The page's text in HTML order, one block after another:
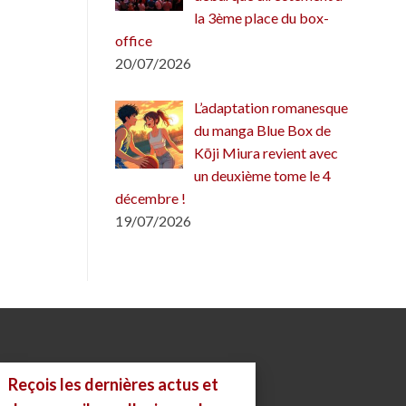
la 3ème place du box-
office
20/07/2026
L’adaptation romanesque
du manga Blue Box de
Kōji Miura revient avec
un deuxième tome le 4
décembre !
19/07/2026
Reçois les dernières actus et